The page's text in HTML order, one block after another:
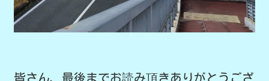
皆さん、最後までお読み頂きありがとうござ